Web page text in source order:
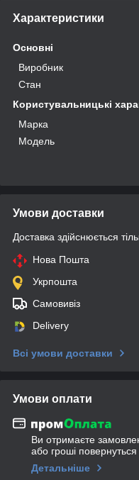
Характеристики
Основні
Виробник
Стан
Користувальницькі
Марка
Мoдель
Умови доставки
Доставка здійснюється
Нова Пошта
Укрпошта
Самовивіз
Delivery
Всі умови доставки
Умови оплати
Ви отримаєте
або гроші
Детальніше